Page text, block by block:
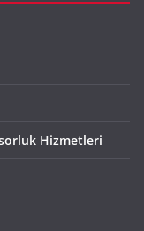
Hizmetleri